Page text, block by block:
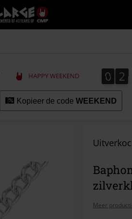
Large
–
Muziek-,
+
kleding
HAPPY WEEKEND 0
0 2
2
Kopieer de code WEEKEND
Meer